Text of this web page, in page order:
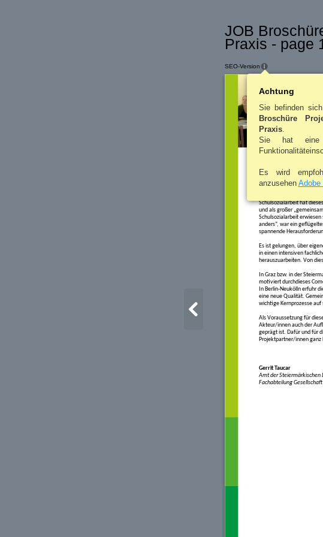
JOB
Praxis - page
Schulsozialarbeit
Akteur/innen auf
Schulsozialarbeit hat
und als großer
Schulsozialarbeit erwiesen
anders“, war ein
spannende
Es ist gelungen, über
in einen intensiven
herauszuarbeiten. Von
In Graz bzw. in der
motiviert durchdieses
In Berlin-Neukölln erfuhr
eine neue Qualität.
wichtige Kernprozesse
Als Voraussetzung für
Akteur/innen auch der
geprägt ist. Dafür und für
Projektpartner/innen ganz
Gerrit Taucar
Amt der Steiermärkischen
Fachabteilung
Vorwort
SEO-Version
Achtung
Sie befinden
Broschüre
Praxis.
Sie hat eine
Es wird
anzusehen Adobe